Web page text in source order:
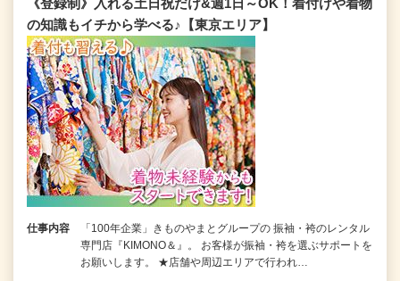
の知識もイチから学べる♪【東京エリア】
仕事内容
「100年企業」きものやまとグループの 振袖・袴のレンタル
専門店『KIMONO＆』。 お客様が振袖・袴を選ぶサポートを
お願いします。 ★店舗や周辺エリアで行われ…